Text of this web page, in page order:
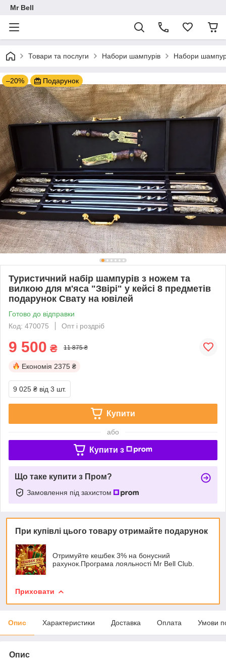
Mr Bell
Товари та послуги Набори шампурів Набори
–20% Подарунок
Туристичний набір шампурів з ножем та
вилкою для м'яса "Звірі" у кейсі 8 предметів
подарунок Свату на ювілей
Готово до відправки
Код: 470075
Опт і роздріб
9 500 ₴ 11 875 ₴
Економія 2375 ₴
9 025 ₴ від 3 шт.
Купити
або
Купити з
Що таке купити з Пром?
Замовлення під захистом
При купівлі цього товару отримайте подарунок
Отримуйте кешбек 3% на бонусний
рахунок.Програма лояльності Mr Bell Club.
Приховати
Опис Характеристики Доставка Оплата Умови
Опис